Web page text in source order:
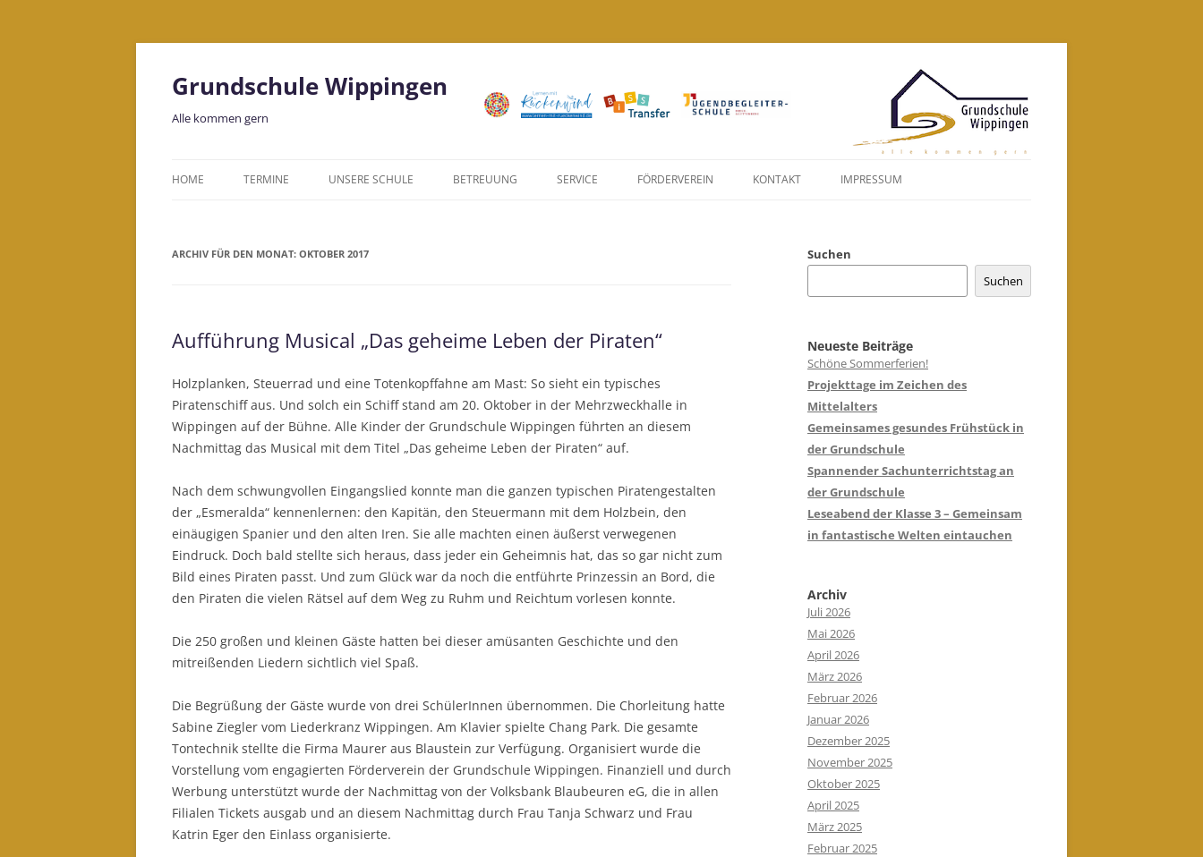
Grundschule Wippingen
Alle kommen gern
HOME TERMINE UNSERE SCHULE
KOLLEGIUM
BETREUUNG
JUGENDBEGLEITERSCHULE!
SERVICE FÖRDERVEREIN KONTAKT IMPRESSUM
ARCHIV FÜR DEN MONAT: OKTOBER 2017
Aufführung Musical „Das geheime Leben der Piraten“
Holzplanken, Steuerrad und eine Totenkopffahne am Mast: So sieht ein typisches
Piratenschiff aus. Und solch ein Schiff stand am 20. Oktober in der Mehrzweckhalle in
Wippingen auf der Bühne. Alle Kinder der Grundschule Wippingen führten an diesem
Nachmittag das Musical mit dem Titel „Das geheime Leben der Piraten“ auf.
Nach dem schwungvollen Eingangslied konnte man die ganzen typischen Piratengestalten
der „Esmeralda“ kennenlernen: den Kapitän, den Steuermann mit dem Holzbein, den
einäugigen Spanier und den alten Iren. Sie alle machten einen äußerst verwegenen
Eindruck. Doch bald stellte sich heraus, dass jeder ein Geheimnis hat, das so gar nicht zum
Bild eines Piraten passt. Und zum Glück war da noch die entführte Prinzessin an Bord, die
den Piraten die vielen Rätsel auf dem Weg zu Ruhm und Reichtum vorlesen konnte.
Die 250 großen und kleinen Gäste hatten bei dieser amüsanten Geschichte und den
mitreißenden Liedern sichtlich viel Spaß.
Die Begrüßung der Gäste wurde von drei SchülerInnen übernommen. Die Chorleitung hatte
Sabine Ziegler vom Liederkranz Wippingen. Am Klavier spielte Chang Park. Die gesamte
Tontechnik stellte die Firma Maurer aus Blaustein zur Verfügung. Organisiert wurde die
Vorstellung vom engagierten Förderverein der Grundschule Wippingen. Finanziell und durch
Werbung unterstützt wurde der Nachmittag von der Volksbank Blaubeuren eG, die in allen
Filialen Tickets ausgab und an diesem Nachmittag durch Frau Tanja Schwarz und Frau
Katrin Eger den Einlass organisierte.
Suchen
Suchen
Neueste Beiträge
Schöne Sommerferien!
Projekttage im Zeichen des
Mittelalters
Gemeinsames gesundes Frühstück in
der Grundschule
Spannender Sachunterrichtstag an
der Grundschule
Leseabend der Klasse 3 – Gemeinsam
in fantastische Welten eintauchen
Archiv
Juli 2026
Mai 2026
April 2026
März 2026
Februar 2026
Januar 2026
Dezember 2025
November 2025
Oktober 2025
April 2025
März 2025
Februar 2025